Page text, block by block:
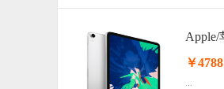
￥4788
...